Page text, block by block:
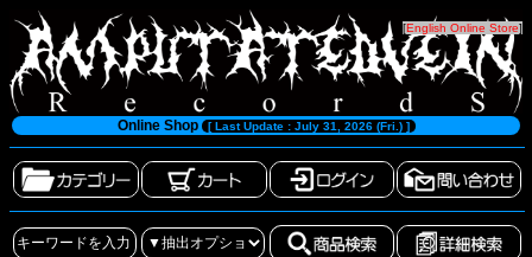
[English Online Store]
Online Shop [ Last Update : July 31, 2026 (Fri.) ]